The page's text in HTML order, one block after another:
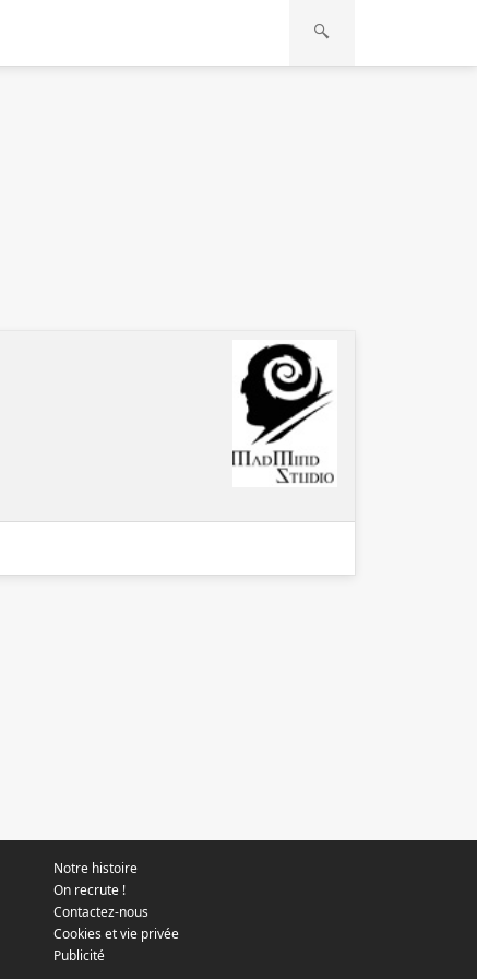
Notre histoire
On recrute !
Contactez-nous
Cookies et vie privée
Publicité